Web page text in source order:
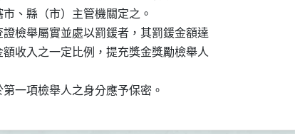
、縣（市）主管機關定之。
檢舉屬實並處以罰鍰者，其罰鍰金額達
收入之一定比例，提充獎金獎勵檢舉人
一項檢舉人之身分應予保密。